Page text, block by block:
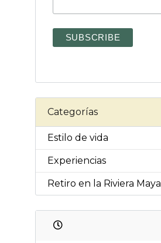
Categorías
Estilo de vida
Experiencias
Retiro en la Riviera Maya